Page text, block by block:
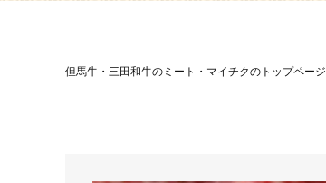
但馬牛・三田和牛のミート・マイチクのトップページ